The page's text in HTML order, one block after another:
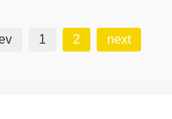
1 2 next